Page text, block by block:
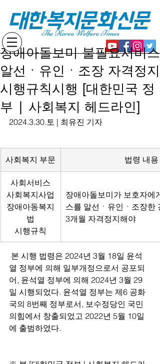
대한복지문화신문
The Korea Welfare Times
장애아돌보미 불필요서비스
알선ㆍ유인ㆍ조장 자격정지
시행규칙시행 [대한민국 정
부 | 사회복지 헤드라인]
2024.3.30.토 | 최유진 기자
사회복지 부문 법령 내용
사회서비스
사회복지사업
장애아동복지
법
시행규칙
장애아돌보미가 보호자에
스를 알선ㆍ유인ㆍ조장한
3개월 자격정지해야
열 정부에 의해 일부개정으로서 공포되
어, 윤석열 정부에 의해 2024년 3월 29
일 시행되었다. 윤석열 정부는 제6 공화
국의 8번째 정부로서, 보수정당인 국민
의힘에서 창출되었고 2022년 5월 10일
에 출범하였다.